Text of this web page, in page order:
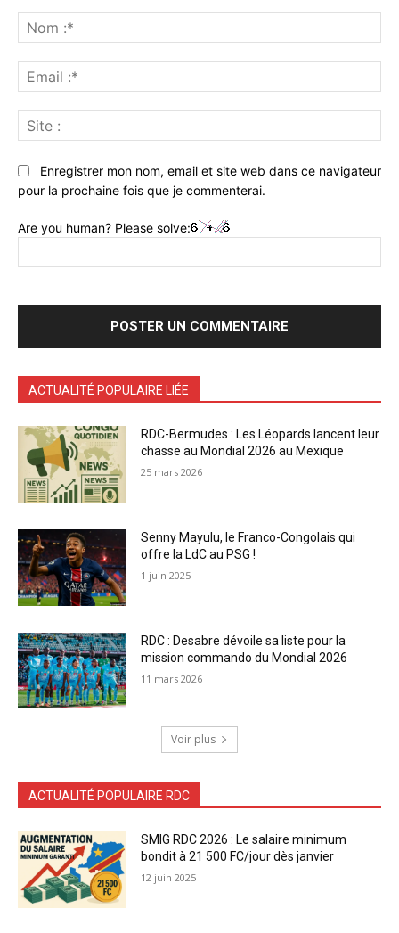
:*
:*
:
Enregistrer mon nom, email et site web dans ce navigateur
pour la prochaine fois que je commenterai.
Are you human? Please solve:
ACTUALITÉ POPULAIRE LIÉE
RDC-Bermudes : Les Léopards lancent leur
chasse au Mondial 2026 au Mexique
25 mars 2026
Senny Mayulu, le Franco-Congolais qui
offre la LdC au PSG !
1 juin 2025
RDC : Desabre dévoile sa liste pour la
mission commando du Mondial 2026
11 mars 2026
Voir plus
ACTUALITÉ POPULAIRE RDC
SMIG RDC 2026 : Le salaire minimum
bondit à 21 500 FC/jour dès janvier
12 juin 2025